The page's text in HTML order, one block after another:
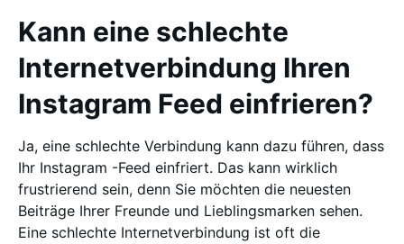
Kann eine schlechte
Internetverbindung Ihren
Instagram Feed einfrieren?
Ja, eine schlechte Verbindung kann dazu führen, dass
Ihr Instagram -Feed einfriert. Das kann wirklich
frustrierend sein, denn Sie möchten die neuesten
Beiträge Ihrer Freunde und Lieblingsmarken sehen.
Eine schlechte Internetverbindung ist oft die